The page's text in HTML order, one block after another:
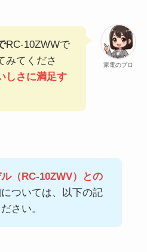
家電のプロ
RC-10ZWWで
みてくださ
しさに満足す
（RC-10ZWV）との
ついては、以下の記
さい。